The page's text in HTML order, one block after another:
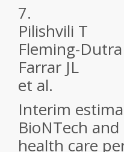
7.
Pilishvili T
Fleming-Dutra
Farrar JL
et al.
Interim
BioNTech
health care